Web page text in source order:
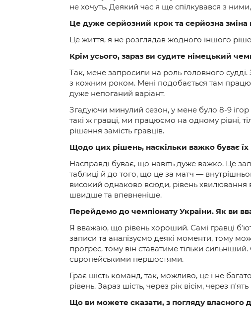
не хочуть. Деякий час я ще спілкувався з
Це дуже серйозний крок та серйозна зміна
Це життя, я не розглядав жодного іншого
Крім усього, зараз ви судите німецький
Так, мене запросили на роль головного
з кожним роком. Мені подобається там
дуже непоганий варіант.
Згадуючи минулий сезон, у мене було 8-9 ігор
такі ж гравці, ми працюємо на одному рівні,
рішення замість гравців.
Щодо цих рішень, наскільки важко буває
Насправді буває, що навіть дуже важко. Це
таблиці й до того, що це за матч —
високий однаково всюди, рівень хвилювання
швидше та впевненіше.
Перейдемо до чемпіонату України. Як ви
Я вважаю, що рівень хороший. Самі гравці
записи та аналізуємо деякі моменти, тому
прогрес, тому він ставатиме тільки
європейськими першостями.
Грає шість команд, так, можливо, це і не
рівень. Зараз шість, через рік вісім, через
Що ви можете сказати, з погляду власного